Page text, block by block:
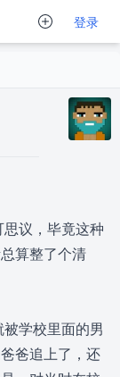
登录
议，毕竟这种
算整了个清
学校里面的男
爸追上了，还